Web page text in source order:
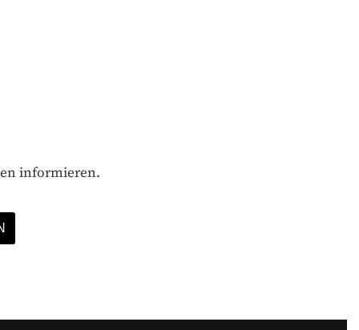
informieren.